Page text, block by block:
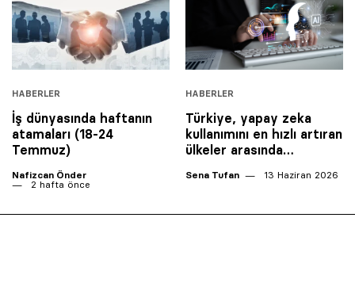
HABERLER
İş dünyasında haftanın
atamaları (18-24
Temmuz)
Nafizcan Önder
2 hafta önce
HABERLER
Türkiye, yapay zeka
kullanımını en hızlı artıran
ülkeler arasında…
Sena Tufan 13 Haziran 2026